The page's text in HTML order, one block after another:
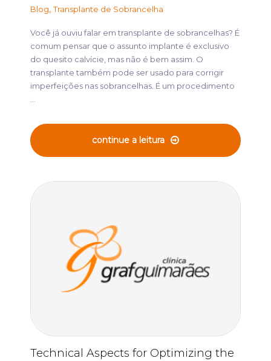
Blog,Transplante de Sobrancelha
Você já ouviu falar em transplante de sobrancelhas? É
comum pensar que o assunto implante é exclusivo
do quesito calvície, mas não é bem assim. O
transplante também pode ser usado para corrigir
imperfeições nas sobrancelhas. É um procedimento
continue a leitura
Technical Aspects for Optimizing the